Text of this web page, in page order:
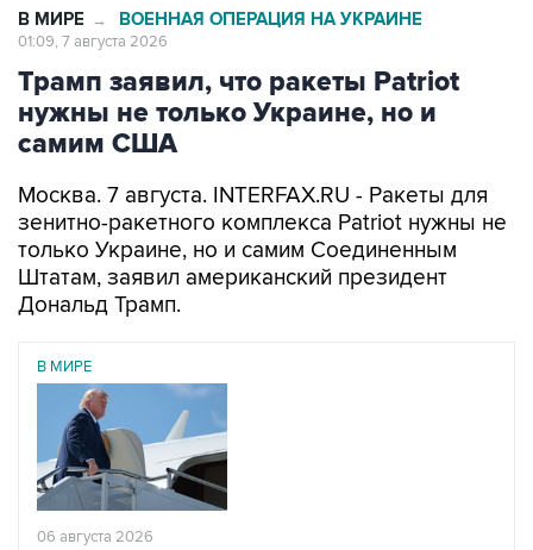
В МИРЕ → ВОЕННАЯ ОПЕРАЦИЯ НА УКРАИНЕ
01:09, 7 августа 2026
Трамп заявил, что ракеты Patriot
нужны не только Украине, но и
самим США
Москва. 7 августа. INTERFAX.RU - Ракеты для
зенитно-ракетного комплекса Patriot нужны не
только Украине, но и самим Соединенным
Штатам, заявил американский президент
Дональд Трамп.
В МИРЕ
06 августа 2026